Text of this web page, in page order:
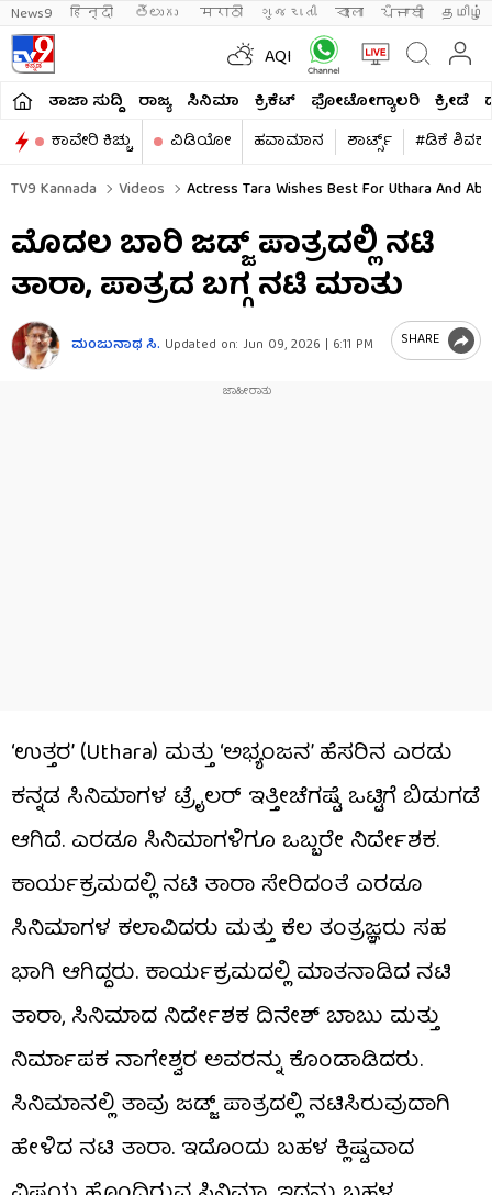
News9 हिन्दी తెలుగు मराठी ગુજરાતી বাংলা ਪੰਜਾਬੀ தமிழ்
AQI
ತಾಜಾ ಸುದ್ದಿ ರಾಜ್ಯ ಸಿನಿಮಾ ಕ್ರಿಕೆಟ್​ ಫೋಟೋಗ್ಯಾಲರಿ ಕ್ರೀಡೆ
ಕಾವೇರಿ ಕಿಚ್ಚು
ವಿಡಿಯೋ ಹವಾಮಾನ ಶಾರ್ಟ್ಸ್​
#ಡಿಕೆ
TV9 Kannada
Videos Actress Tara Wishes Best For Uthara And
ಮೊದಲ ಬಾರಿ ಜಡ್ಜ್ ಪಾತ್ರದಲ್ಲಿ ನಟಿ
ತಾರಾ, ಪಾತ್ರದ ಬಗ್ಗ ನಟಿ ಮಾತು
ಮಂಜುನಾಥ ಸಿ. Updated on: Jun 09, 2026 | 6:11 PM SHARE
‘ಉತ್ತರ’ (Uthara) ಮತ್ತು ‘ಅಭ್ಯಂಜನ’ ಹೆಸರಿನ ಎರಡು
ಕನ್ನಡ ಸಿನಿಮಾಗಳ ಟ್ರೈಲರ್ ಇತ್ತೀಚೆಗಷ್ಟೆ ಒಟ್ಟಿಗೆ ಬಿಡುಗಡೆ
ಆಗಿದೆ. ಎರಡೂ ಸಿನಿಮಾಗಳಿಗೂ ಒಬ್ಬರೇ ನಿರ್ದೇಶಕ.
ಕಾರ್ಯಕ್ರಮದಲ್ಲಿ ನಟಿ ತಾರಾ ಸೇರಿದಂತೆ ಎರಡೂ
ಸಿನಿಮಾಗಳ ಕಲಾವಿದರು ಮತ್ತು ಕೆಲ ತಂತ್ರಜ್ಞರು ಸಹ
ಭಾಗಿ ಆಗಿದ್ದರು. ಕಾರ್ಯಕ್ರಮದಲ್ಲಿ ಮಾತನಾಡಿದ ನಟಿ
ತಾರಾ, ಸಿನಿಮಾದ ನಿರ್ದೇಶಕ ದಿನೇಶ್ ಬಾಬು ಮತ್ತು
ನಿರ್ಮಾಪಕ ನಾಗೇಶ್ವರ ಅವರನ್ನು ಕೊಂಡಾಡಿದರು.
ಸಿನಿಮಾನಲ್ಲಿ ತಾವು ಜಡ್ಜ್ ಪಾತ್ರದಲ್ಲಿ ನಟಿಸಿರುವುದಾಗಿ
ಹೇಳಿದ ನಟಿ ತಾರಾ. ಇದೊಂದು ಬಹಳ ಕ್ಲಿಷ್ಟವಾದ